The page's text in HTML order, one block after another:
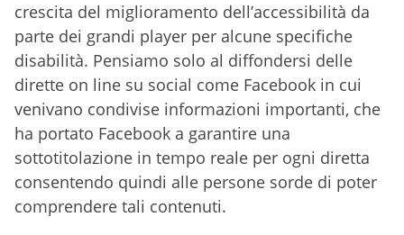
crescita del miglioramento dell’accessibilità da
parte dei grandi player per alcune specifiche
disabilità. Pensiamo solo al diffondersi delle
dirette on line su social come Facebook in cui
venivano condivise informazioni importanti, che
ha portato Facebook a garantire una
sottotitolazione in tempo reale per ogni diretta
consentendo quindi alle persone sorde di poter
comprendere tali contenuti.